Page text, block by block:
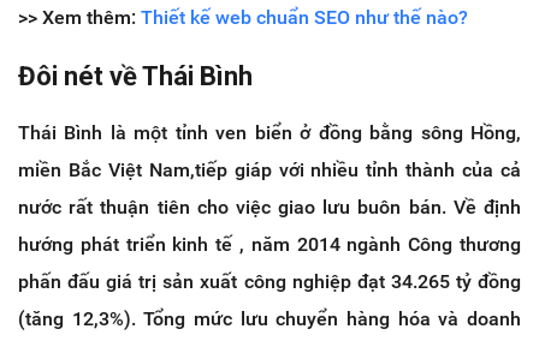
>> Xem thêm: Thiết kế web chuẩn SEO như thế nào?
Đôi nét về Thái Bình
Thái Bình là một tỉnh ven biển ở đồng bằng sông Hồng,
miền Bắc Việt Nam,tiếp giáp với nhiều tỉnh thành của cả
nước rất thuận tiên cho việc giao lưu buôn bán. Về định
hướng phát triển kinh tế , năm 2014 ngành Công thương
phấn đấu giá trị sản xuất công nghiệp đạt 34.265 tỷ đồng
(tăng 12,3%). Tổng mức lưu chuyển hàng hóa và doanh